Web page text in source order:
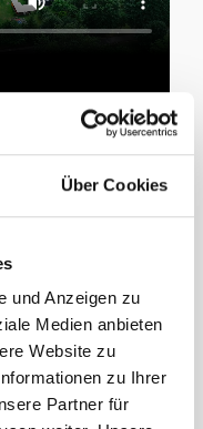
Über Cookies
und Anzeigen zu
Medien anbieten
Website zu
zu Ihrer
Partner für